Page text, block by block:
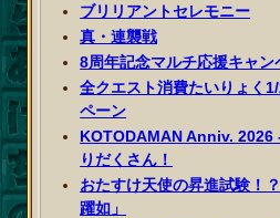
ブリリアントセレモニー
真・連襲戦
8周年記念マルチ応援キャン
全クエスト消費たいりょく
ペーン
KOTODAMAN Anniv. 2026
りだくさん！
おたすけ天使の昇進試験！
躍如」